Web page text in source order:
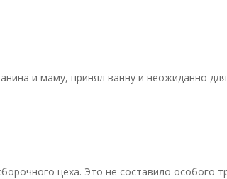
и маму, принял ванну и неожиданно
цеха. Это не составило